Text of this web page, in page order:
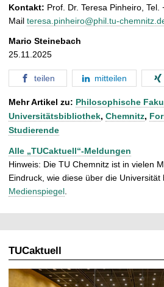
Kontakt: Prof. Dr. Teresa Pinheiro,
Mail teresa.pinheiro@phil.tu-
Mario Steinebach
25.11.2025
teilen mitteilen
Mehr Artikel zu: Philosophische
Universitätsbibliothek, Chemnitz,
Studierende
Alle „TUCaktuell“-Meldungen
Hinweis: Die TU Chemnitz ist in vielen
Eindruck, wie diese über die
Medienspiegel
TUCaktuell